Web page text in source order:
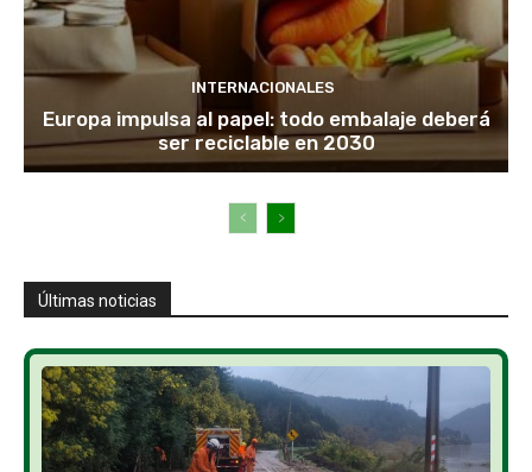
INTERNACIONALES
Europa impulsa al papel: todo embalaje deberá
ser reciclable en 2030
Últimas noticias